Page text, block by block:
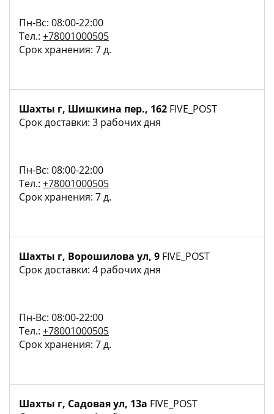
Пн-Вс: 08:00-22:00
Тел.: +78001000505
Срок хранения: 7 д.
Шахты г, Шишкина пер., 162 FIVE_POST
Срок доставки: 3 рабочих дня
Пн-Вс: 08:00-22:00
Тел.: +78001000505
Срок хранения: 7 д.
Шахты г, Ворошилова ул, 9 FIVE_POST
Срок доставки: 4 рабочих дня
Пн-Вс: 08:00-22:00
Тел.: +78001000505
Срок хранения: 7 д.
Шахты г, Садовая ул, 13а FIVE_POST